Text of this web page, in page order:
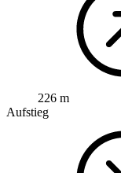
226 m
Aufstieg